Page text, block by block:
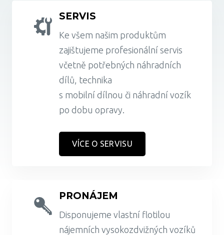
SERVIS
Ke všem našim produktům
zajištujeme profesionální servis
včetně potřebných náhradních
dílů, technika
s mobilní dílnou či náhradní vozík
po dobu opravy.
VÍCE O SERVISU
PRONÁJEM
Disponujeme vlastní flotilou
nájemních vysokozdvižných vozíků